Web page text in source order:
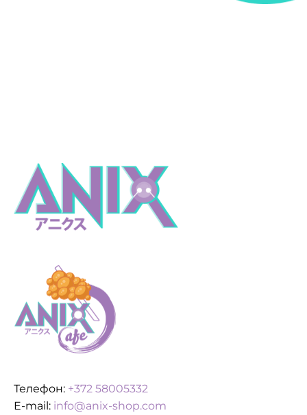
Телефон: +372 58005332
E-mail: info@anix-shop.com